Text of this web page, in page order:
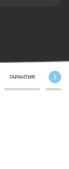
ГАРАНТИЯ